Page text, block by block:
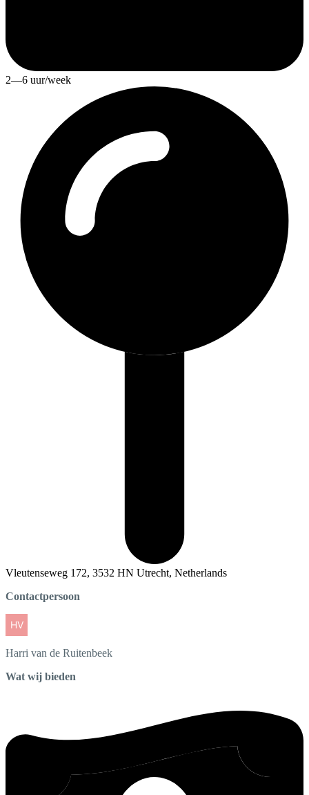
2—6 uur/week
Vleutenseweg 172, 3532 HN Utrecht, Netherlands
Contactpersoon
Harri van de Ruitenbeek
Wat wij bieden